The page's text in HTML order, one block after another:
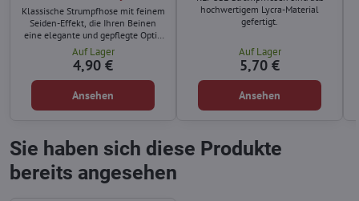
Klassische Strumpfhose mit feinem
Seiden-Effekt, die Ihren Beinen
eine elegante und gepflegte Optik
verleiht.
Auf Lager
4,90 €
Ansehen
hochwertigem Lycra-Material
gefertigt.
Auf Lager
5,70 €
Ansehen
Sie haben sich diese Produkte
bereits angesehen